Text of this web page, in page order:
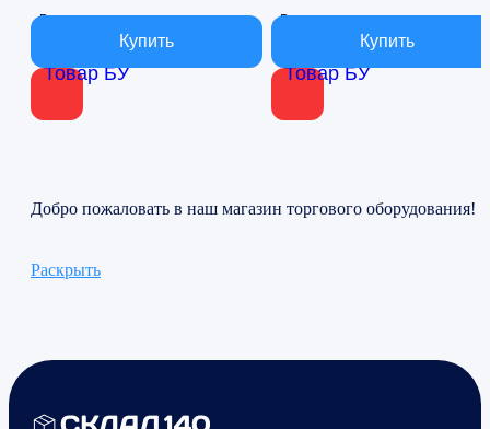
Товар БУ
В наличии
Товар БУ
В наличии
Добро пожаловать в наш магазин торгового оборудования!
Раскрыть